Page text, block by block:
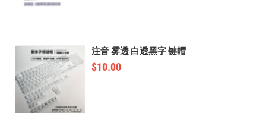
注音 雾透 白透黑字 键帽
$10.00